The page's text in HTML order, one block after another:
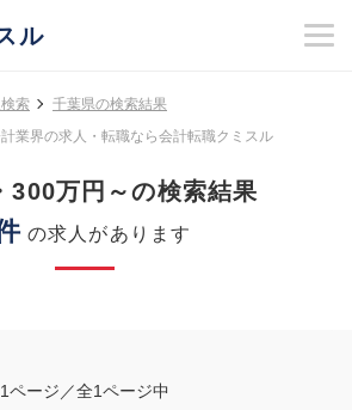
ル
索
千葉県の検索結果
業界の求人・転職なら会計転職クミスル
300万円～の検索結果
の求人があります
1ページ／全1ページ中